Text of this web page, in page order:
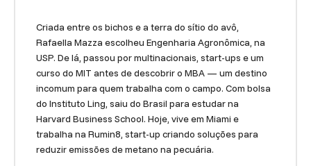
Criada entre os bichos e a terra do sítio do avô,
Rafaella Mazza escolheu Engenharia Agronômica, na
USP. De lá, passou por multinacionais, start-ups e um
curso do MIT antes de descobrir o MBA — um destino
incomum para quem trabalha com o campo. Com bolsa
do Instituto Ling, saiu do Brasil para estudar na
Harvard Business School. Hoje, vive em Miami e
trabalha na Rumin8, start-up criando soluções para
reduzir emissões de metano na pecuária.